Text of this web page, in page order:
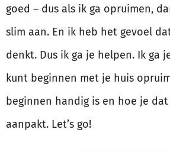
goed – dus als ik ga opruimen,
slim aan. En ik heb het gevoel
denkt. Dus ik ga je helpen. Ik ga
kunt beginnen met je huis
beginnen handig is en hoe je
aanpakt. Let’s go!